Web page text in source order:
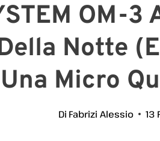
OM-3
Notte
Una Micro
Di Fabrizi Alessio 13